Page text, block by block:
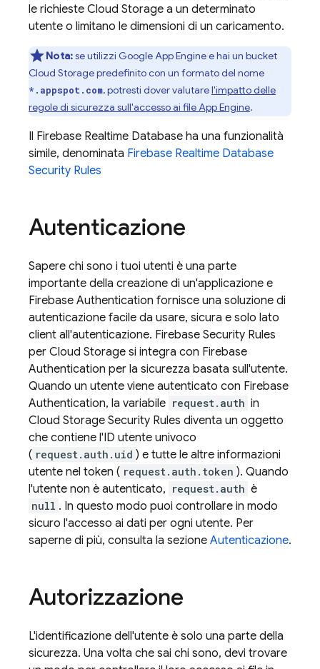
le richieste Cloud Storage a un determinato
utente o limitano le dimensioni di un caricamento.
Nota:se utilizzi GoogleApp Enginee hai un bucket
Cloud Storagepredefinito con un formato del nome
*.appspot.com, potresti dover valutarel'impatto delle
regole di sicurezza sull'accesso ai fileApp Engine.
Il Firebase Realtime Database ha una funzionalità
simile, denominata Firebase Realtime Database
Security Rules
Autenticazione
Sapere chi sono i tuoi utenti è una parte
importante della creazione di un'applicazione e
Firebase Authentication fornisce una soluzione di
autenticazione facile da usare, sicura e solo lato
client all'autenticazione. Firebase Security Rules
per Cloud Storage si integra con Firebase
Authentication per la sicurezza basata sull'utente.
Quando un utente viene autenticato con Firebase
Authentication, la variabile request.auth in
Cloud Storage Security Rules diventa un oggetto
che contiene l'ID utente univoco
( request.auth.uid ) e tutte le altre informazioni
utente nel token ( request.auth.token ). Quando
l'utente non è autenticato, request.auth è
null . In questo modo puoi controllare in modo
sicuro l'accesso ai dati per ogni utente. Per
saperne di più, consulta la sezione Autenticazione.
Autorizzazione
L'identificazione dell'utente è solo una parte della
sicurezza. Una volta che sai chi sono, devi trovare